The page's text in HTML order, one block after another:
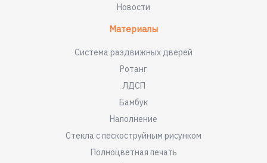
Новости
Материалы
Система раздвижных дверей
Ротанг
ЛДСП
Бамбук
Наполнение
Стекла с пескоструйным рисунком
Полноцветная печать